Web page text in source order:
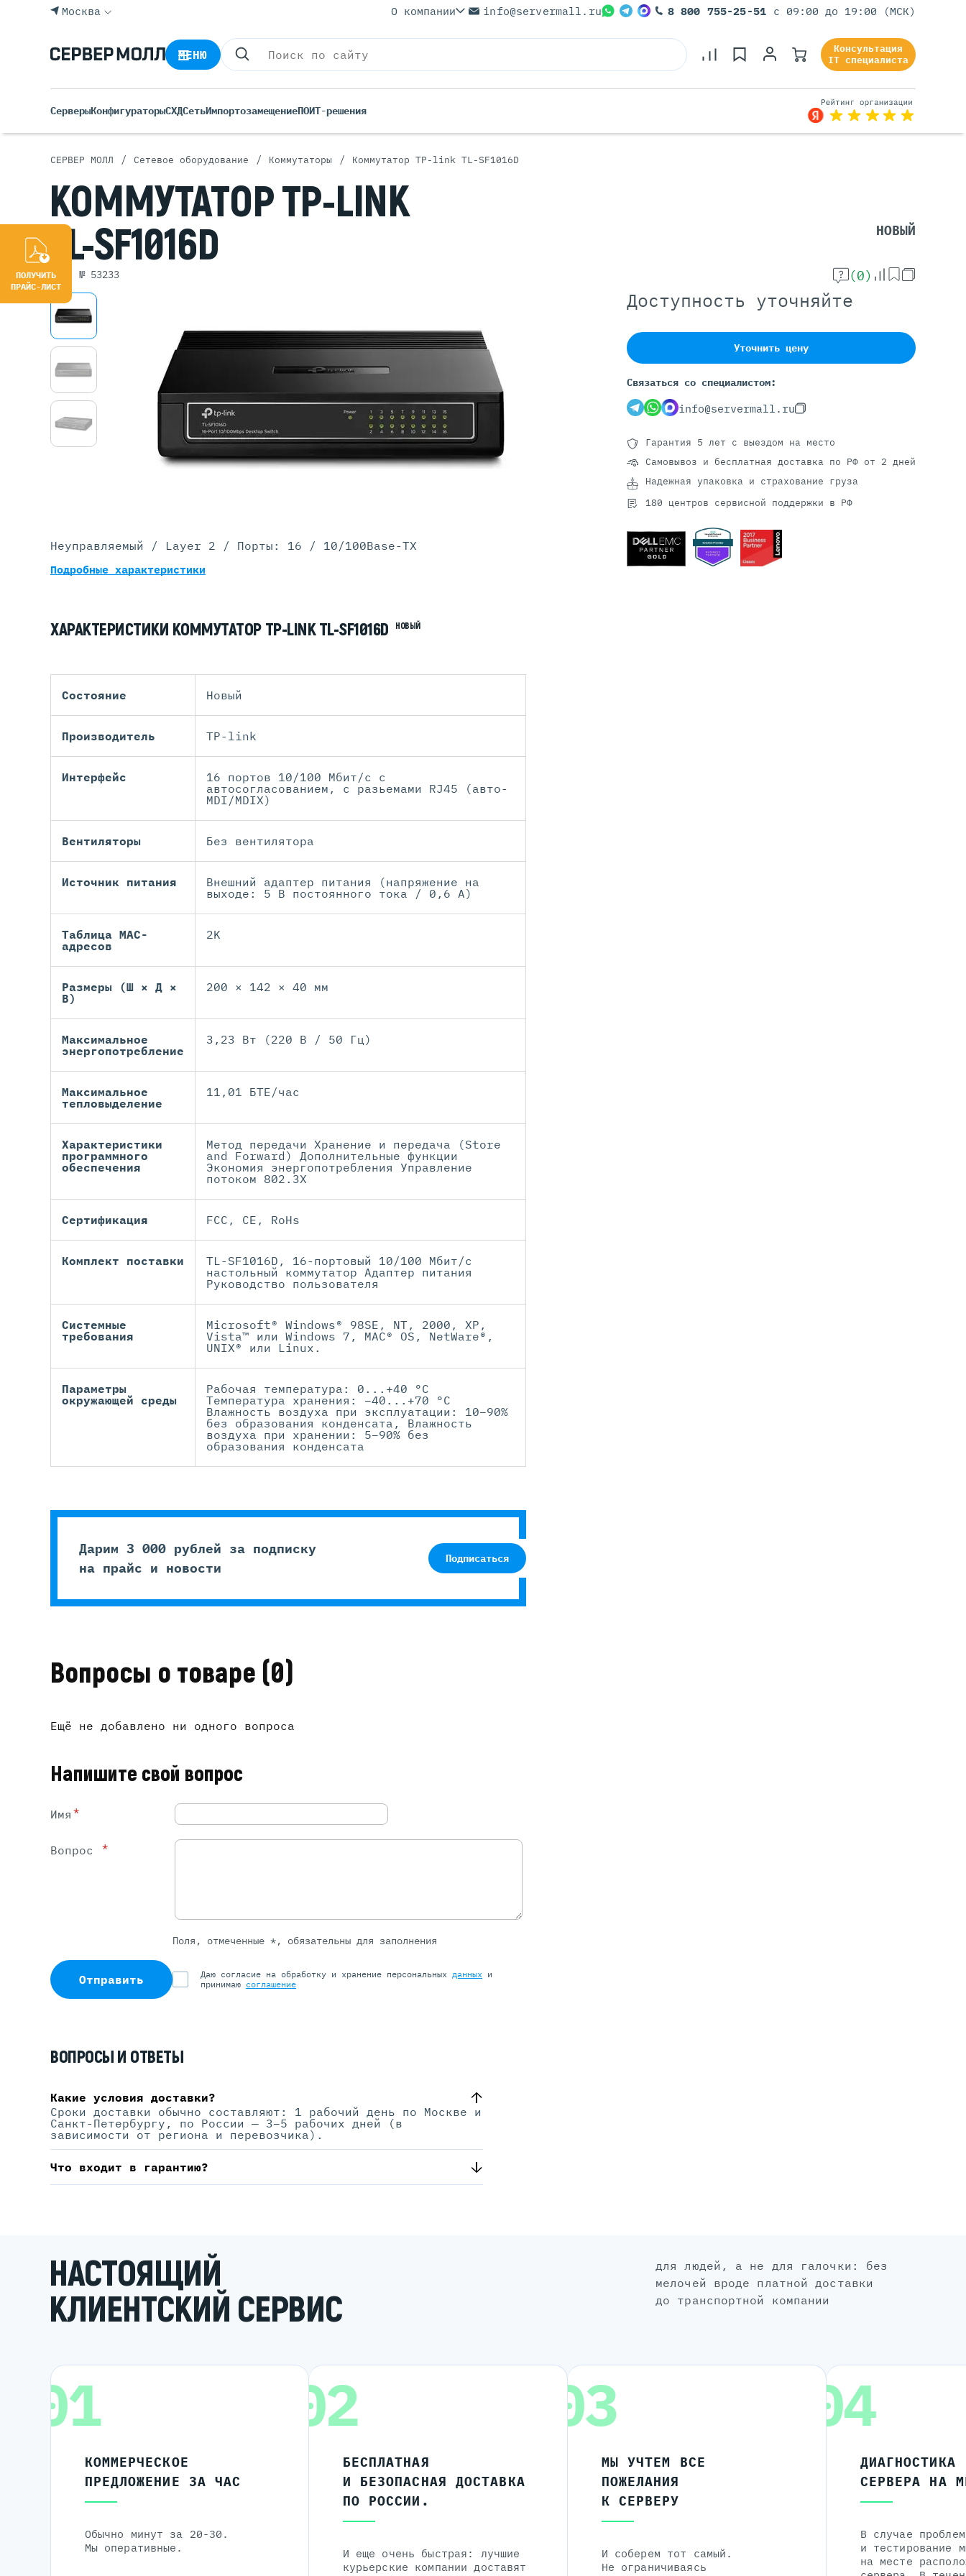
Rack Серверы
Tower Серверы
Серверы Huawei Atlas
Серверы DELL
DELL G17
DELL G15
DELL G14
Серверы HP
HPE Gen12
HPE Gen10
С GPU AMD
С 4 GPU
С 8 GPU
Москва О компании info@servermall.ru 8 800 755-25-51 с 09:00 до 19:00 (МСК)
МЕНЮ
Консультация
IT специалиста
СерверыКонфигураторыСХДСетьИмпортозамещениеПОИТ-решения
СЕРВЕР МОЛЛ / Сетевое оборудование / Коммутаторы / Коммутатор TP-link TL-SF1016D
КОММУТАТОРTP-LINK
TL-SF1016D
арт. № 53233
НОВЫЙ
(0)
Доступность уточняйте
Уточнить цену
Связаться со специалистом:
info@servermall.ru
Гарантия 5 лет с выездом на место
Самовывоз и бесплатная доставка по РФ от 2 дней
Надежная упаковка и страхование груза
180 центров сервисной поддержки в РФ
Неуправляемый / Layer 2 / Порты: 16 / 10/100Base-TX
Подробные характеристики
ХАРАКТЕРИСТИКИ КОММУТАТОР TP-LINK TL-SF1016D НОВЫЙ
Состояние Новый
Производитель TP-link
Интерфейс
16 портов 10/100 Мбит/с с
автосогласованием, с разьемами RJ45 (авто-
MDI/MDIX)
Вентиляторы Без вентилятора
Источник питания
Внешний адаптер питания (напряжение на
выходе: 5 В постоянного тока / 0,6 А)
Таблица MAC-
адресов
2K
Размеры (Ш × Д ×
В)
200 × 142 × 40 мм
Максимальное
энергопотребление
3,23 Вт (220 В / 50 Гц)
Максимальное
тепловыделение
11,01 БТЕ/час
Характеристики
программного
обеспечения
Метод передачи Хранение и передача (Store
and Forward) Дополнительные функции
Экономия энергопотребления Управление
потоком 802.3X
Сертификация FCC, CE, RoHs
Комплект поставки
TL-SF1016D, 16-портовый 10/100 Мбит/с
настольный коммутатор Адаптер питания
Руководство пользователя
Системные
требования
Microsoft® Windows® 98SE, NT, 2000, XP,
Vista™ или Windows 7, MAC® OS, NetWare®,
UNIX® или Linux.
Параметры
окружающей среды
Рабочая температура: 0...+40 °C
Температура хранения: –40...+70 °C
Влажность воздуха при эксплуатации: 10–90%
без образования конденсата, Влажность
воздуха при хранении: 5–90% без
образования конденсата
Дарим 3 000 рублей за подписку
на прайс и новости
Подписаться
Вопросы о товаре (0)
Ещё не добавлено ни одного вопроса
Напишите свой вопрос
Имя *
Вопрос *
Поля, отмеченные *, обязательны для заполнения
Отправить Даю согласие на обработку и хранение персональных данных и
принимаю соглашение
ВОПРОСЫ И ОТВЕТЫ
Какие условия доставки?
Сроки доставки обычно составляют: 1 рабочий день по Москве и
Санкт-Петербургу, по России — 3–5 рабочих дней (в
зависимости от региона и перевозчика).
Что входит в гарантию?
НАСТОЯЩИЙ
КЛИЕНТСКИЙ СЕРВИС
для людей, а не для галочки: без
мелочей вроде платной доставки
до транспортной компании
01
КОММЕРЧЕСКОЕ
ПРЕДЛОЖЕНИЕ ЗА ЧАС
Обычно минут за 20-30.
Мы оперативные.
02
БЕСПЛАТНАЯ
И БЕЗОПАСНАЯ ДОСТАВКА
ПО РОССИИ.
И еще очень быстрая: лучшие
курьерские компании доставят
03
МЫ УЧТЕМ ВСЕ
ПОЖЕЛАНИЯ
К СЕРВЕРУ
И соберем тот самый.
Не ограничиваясь
04
ДИАГНОСТИКА
СЕРВЕРА НА
В случае
и тестирование
на месте
ПОЛУЧИТЬ
ПРАЙС-ЛИСТ